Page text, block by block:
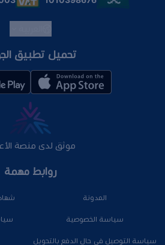
روابط مهمة
المدونة
سياسة الخصوصية
سياسة التوصيل في حال الدفع بالتحويل
تحميل تطبيق
موثق لدى منصة